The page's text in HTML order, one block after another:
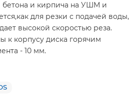
бетона и кирпича на УШМ и
для резки с подачей воды,
высокой скоростью реза.
к корпусу диска горячим
- 10 мм.